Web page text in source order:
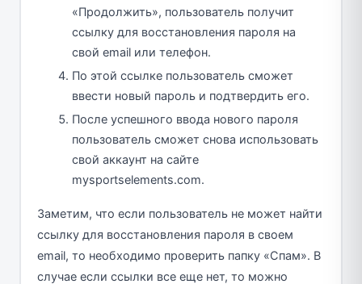
«Продолжить», пользователь получит
ссылку для восстановления пароля на
свой email или телефон.
По этой ссылке пользователь сможет
ввести новый пароль и подтвердить его.
После успешного ввода нового пароля
пользователь сможет снова использовать
свой аккаунт на сайте
mysportselements.com.
Заметим, что если пользователь не может найти
ссылку для восстановления пароля в своем
email, то необходимо проверить папку «Спам». В
случае если ссылки все еще нет, то можно